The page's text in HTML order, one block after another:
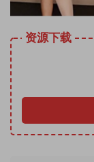
资源下载